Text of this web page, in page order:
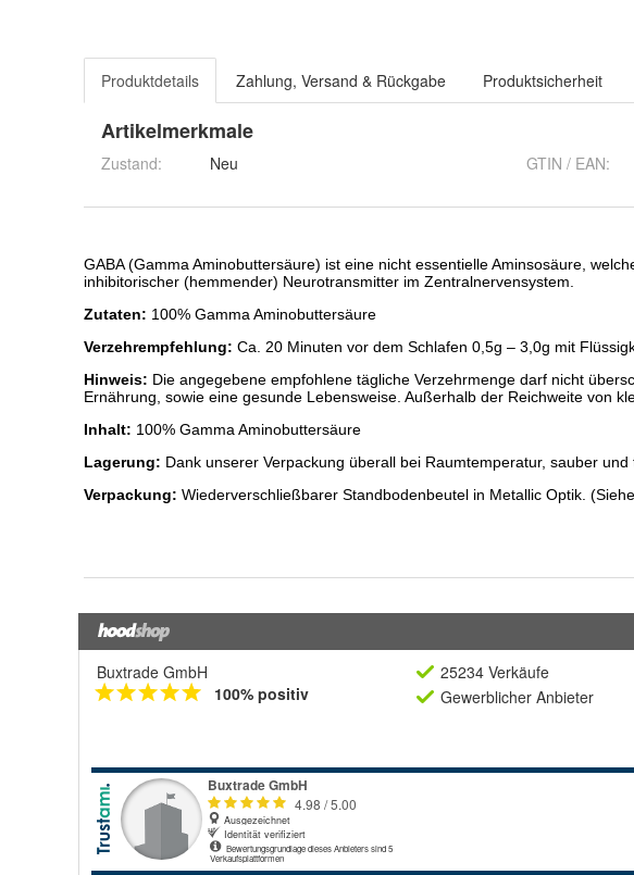
Produktdetails Zahlung, Versand & Rückgabe Produktsicherheit
Artikelmerkmale
Zustand: Neu GTIN / EAN:
Buxtrade GmbH
100% positiv
25234 Verkäufe
Gewerblicher Anbieter